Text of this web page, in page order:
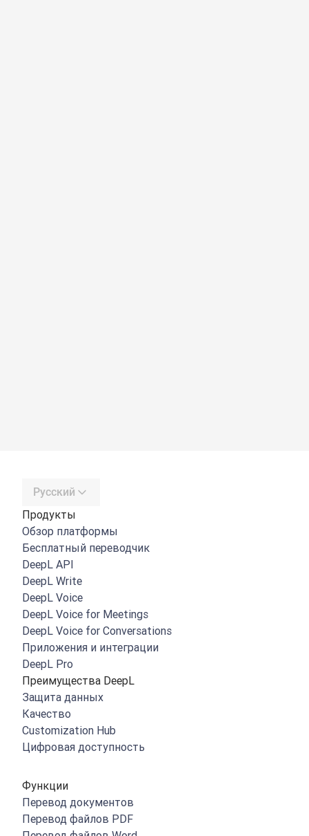
Русский
Продукты
Обзор платформы
Бесплатный переводчик
DeepL API
DeepL Write
DeepL Voice
DeepL Voice for Meetings
DeepL Voice for Conversations
Приложения и интеграции
DeepL Pro
Преимущества DeepL
Защита данных
Качество
Customization Hub
Цифровая доступность
Функции
Перевод документов
Перевод файлов PDF